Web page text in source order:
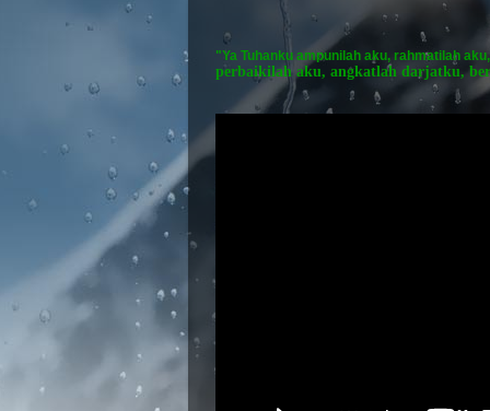
"Ya Tuhanku ampunilah aku, rahmatilah aku,
perbaikilah aku, angkatlah darjatku,